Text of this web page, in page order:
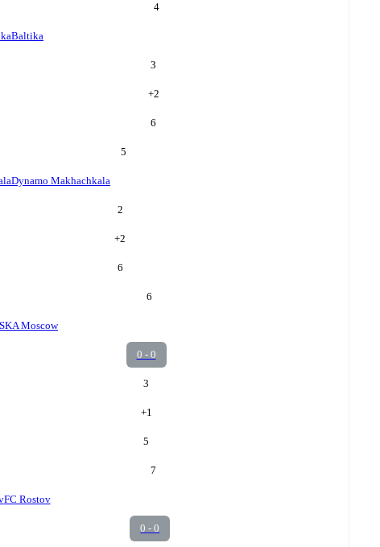
4
Baltika
3
+2
6
5
Dynamo Makhachkala
2
+2
6
6
Moscow
0 - 0
3
+1
5
7
FC Rostov
0 - 0